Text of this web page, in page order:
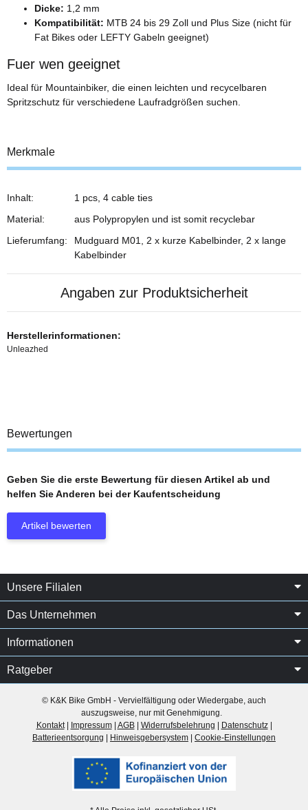
Dicke: 1,2 mm
Kompatibilität: MTB 24 bis 29 Zoll und Plus Size (nicht für
Fat Bikes oder LEFTY Gabeln geeignet)
Fuer wen geeignet
Ideal für Mountainbiker, die einen leichten und recycelbaren
Spritzschutz für verschiedene Laufradgrößen suchen.
Merkmale
Inhalt:
1 pcs, 4 cable ties
Material:
aus Polypropylen und ist somit recyclebar
Lieferumfang:
Mudguard M01, 2 x kurze Kabelbinder, 2 x lange
Kabelbinder
Angaben zur Produktsicherheit
Herstellerinformationen:
Unleazhed
Bewertungen
Geben Sie die erste Bewertung für diesen Artikel ab und
helfen Sie Anderen bei der Kaufentscheidung
Artikel bewerten
Unsere Filialen
Das Unternehmen
Informationen
Ratgeber
© K&K Bike GmbH - Vervielfältigung oder Wiedergabe, auch
auszugsweise, nur mit Genehmigung.
Kontakt| Impressum| AGB| Widerrufsbelehrung Datenschutz|
Batterieentsorgung
Hinweisgebersystem Cookie-Einstellungen